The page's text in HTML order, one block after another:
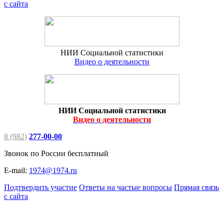
с сайта
НИИ Социальной статистики
Видео о деятельности
НИИ Социальной статистики
Видео о деятельности
8 (982) 277-00-00
Звонок по России бесплатный
E-mail: 1974@1974.ru
Подтвердить участие Ответы на частые вопросы Прямая связь
с сайта